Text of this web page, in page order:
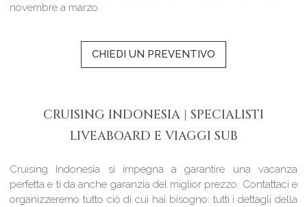
novembre a marzo.
CHIEDI UN PREVENTIVO
CRUISING INDONESIA | SPECIALISTI
LIVEABOARD E VIAGGI SUB
Cruising Indonesia si impegna a garantire una vacanza
perfetta e ti da anche garanzia del miglior prezzo. Contattaci e
organizzeremo tutto ciò di cui hai bisogno: tutti i dettagli della